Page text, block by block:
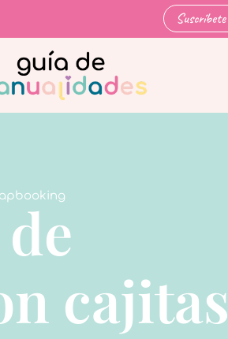
Suscríbete
cajitas